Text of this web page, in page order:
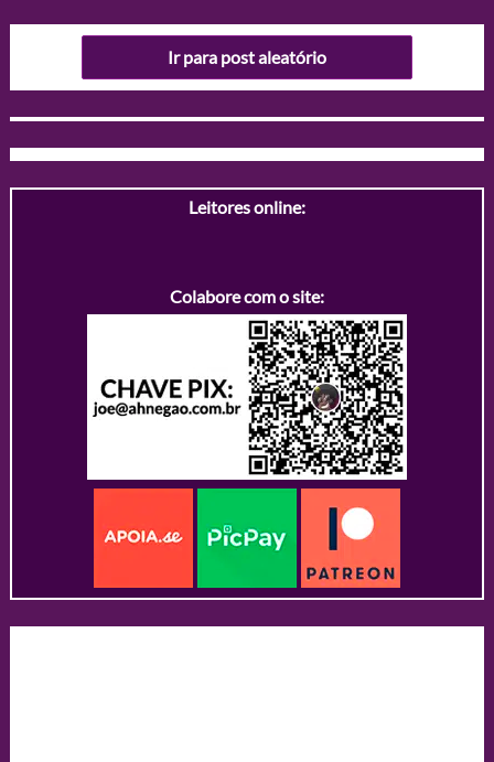
Ir para post aleatório
Leitores online:
Colabore com o site: